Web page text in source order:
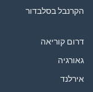
הקרנבל בסלבדור
דרום קוריאה
גאורגיה
אירלנד